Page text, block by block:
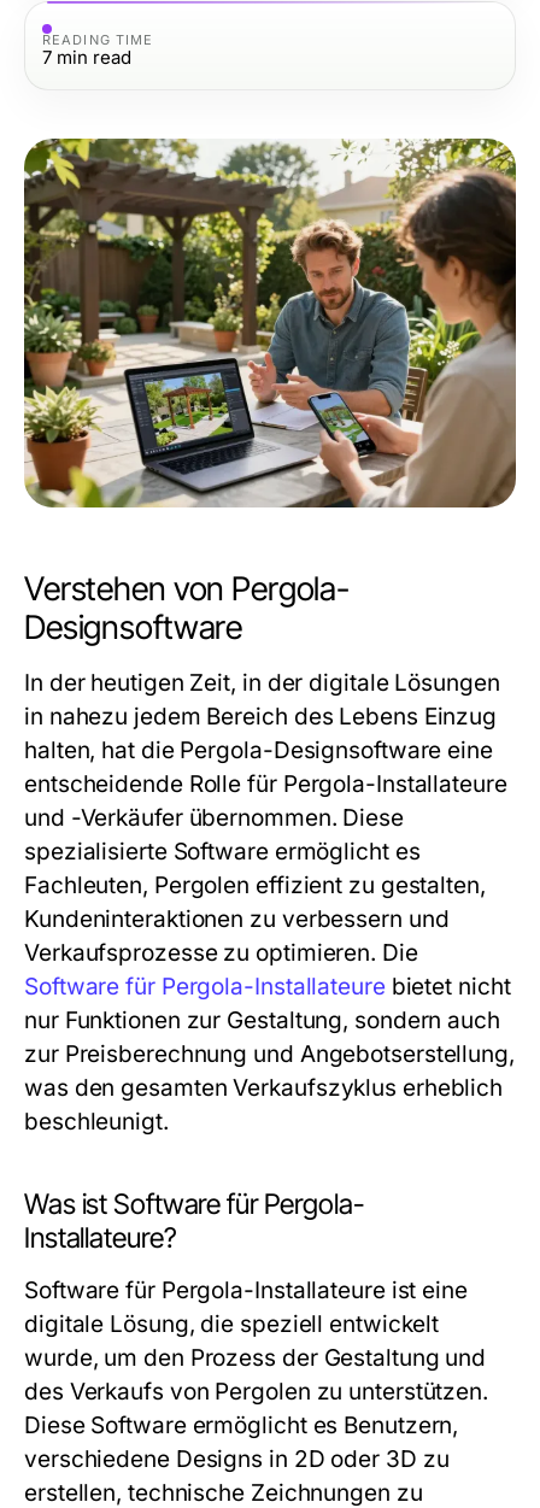
READING TIME
7 min read
Verstehen von Pergola-
Designsoftware
In der heutigen Zeit, in der digitale Lösungen
in nahezu jedem Bereich des Lebens Einzug
halten, hat die Pergola-Designsoftware eine
entscheidende Rolle für Pergola-Installateure
und -Verkäufer übernommen. Diese
spezialisierte Software ermöglicht es
Fachleuten, Pergolen effizient zu gestalten,
Kundeninteraktionen zu verbessern und
Verkaufsprozesse zu optimieren. Die
Software für Pergola-Installateurebietet nicht
nur Funktionen zur Gestaltung, sondern auch
zur Preisberechnung und Angebotserstellung,
was den gesamten Verkaufszyklus erheblich
beschleunigt.
Was ist Software für Pergola-
Installateure?
Software für Pergola-Installateure ist eine
digitale Lösung, die speziell entwickelt
wurde, um den Prozess der Gestaltung und
des Verkaufs von Pergolen zu unterstützen.
Diese Software ermöglicht es Benutzern,
verschiedene Designs in 2D oder 3D zu
erstellen, technische Zeichnungen zu